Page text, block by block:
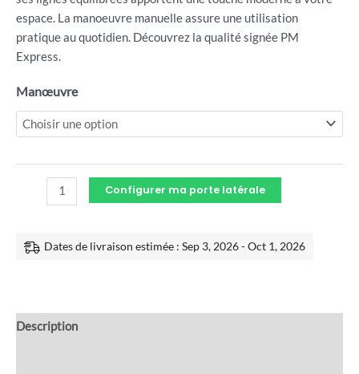
espace. La manoeuvre manuelle assure une utilisation
pratique au quotidien. Découvrez la qualité signée PM
Express.
Manœuvre
Configurer ma porte latérale
Dates de livraison estimée : Sep 3, 2026 - Oct 1, 2026
Description